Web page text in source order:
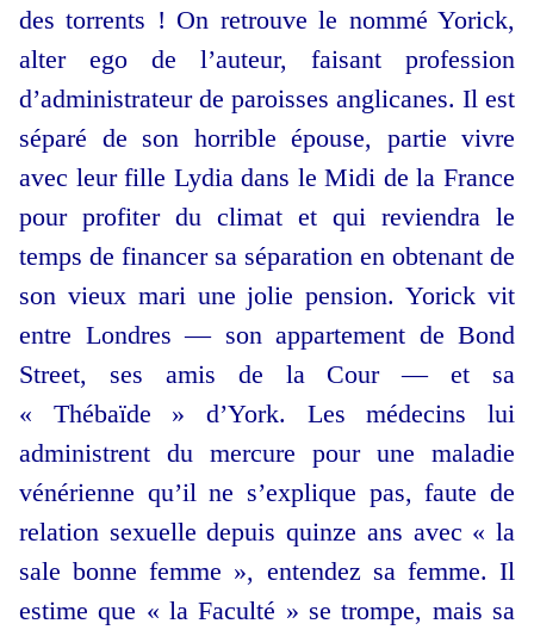
des torrents ! On retrouve le nommé Yorick,
alter ego de l’auteur, faisant profession
d’administrateur de paroisses anglicanes. Il est
séparé de son horrible épouse, partie vivre
avec leur fille Lydia dans le Midi de la France
pour profiter du climat et qui reviendra le
temps de financer sa séparation en obtenant de
son vieux mari une jolie pension. Yorick vit
entre Londres — son appartement de Bond
Street, ses amis de la Cour — et sa
« Thébaïde » d’York. Les médecins lui
administrent du mercure pour une maladie
vénérienne qu’il ne s’explique pas, faute de
relation sexuelle depuis quinze ans avec « la
sale bonne femme », entendez sa femme. Il
estime que « la Faculté » se trompe, mais sa